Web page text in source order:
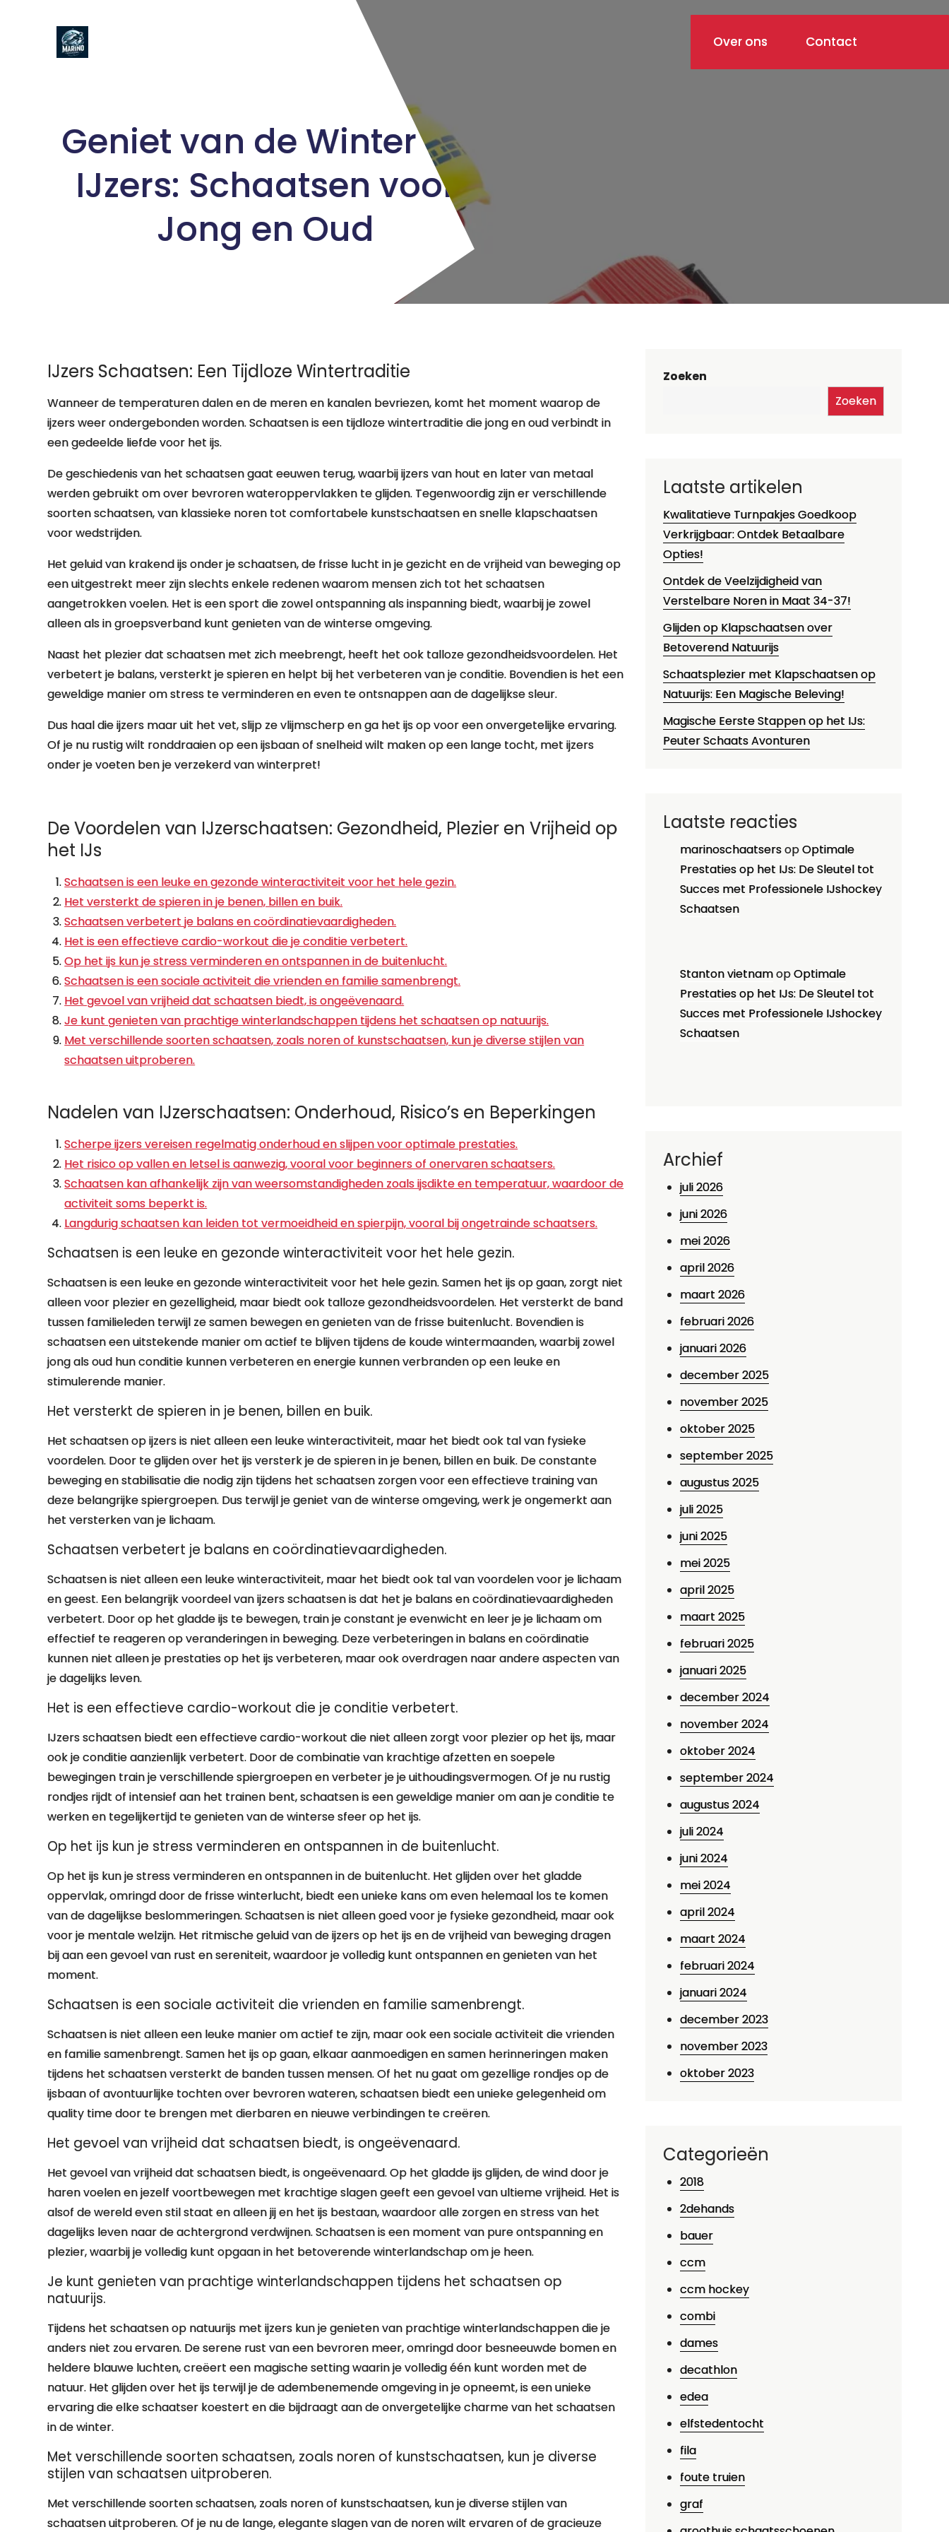
Over ons Contact
Geniet van de Winter op
IJzers: Schaatsen voor
Jong en Oud
IJzers Schaatsen: Een Tijdloze Wintertraditie
Wanneer de temperaturen dalen en de meren en kanalen bevriezen, komt het moment waarop de
ijzers weer ondergebonden worden. Schaatsen is een tijdloze wintertraditie die jong en oud verbindt in
een gedeelde liefde voor het ijs.
De geschiedenis van het schaatsen gaat eeuwen terug, waarbij ijzers van hout en later van metaal
werden gebruikt om over bevroren wateroppervlakken te glijden. Tegenwoordig zijn er verschillende
soorten schaatsen, van klassieke noren tot comfortabele kunstschaatsen en snelle klapschaatsen
voor wedstrijden.
Het geluid van krakend ijs onder je schaatsen, de frisse lucht in je gezicht en de vrijheid van beweging op
een uitgestrekt meer zijn slechts enkele redenen waarom mensen zich tot het schaatsen
aangetrokken voelen. Het is een sport die zowel ontspanning als inspanning biedt, waarbij je zowel
alleen als in groepsverband kunt genieten van de winterse omgeving.
Naast het plezier dat schaatsen met zich meebrengt, heeft het ook talloze gezondheidsvoordelen. Het
verbetert je balans, versterkt je spieren en helpt bij het verbeteren van je conditie. Bovendien is het een
geweldige manier om stress te verminderen en even te ontsnappen aan de dagelijkse sleur.
Dus haal die ijzers maar uit het vet, slijp ze vlijmscherp en ga het ijs op voor een onvergetelijke ervaring.
Of je nu rustig wilt ronddraaien op een ijsbaan of snelheid wilt maken op een lange tocht, met ijzers
onder je voeten ben je verzekerd van winterpret!
De Voordelen van IJzerschaatsen: Gezondheid, Plezier en Vrijheid op
het IJs
Schaatsen is een leuke en gezonde winteractiviteit voor het hele gezin.
Het versterkt de spieren in je benen, billen en buik.
Schaatsen verbetert je balans en coördinatievaardigheden.
Het is een effectieve cardio-workout die je conditie verbetert.
Op het ijs kun je stress verminderen en ontspannen in de buitenlucht.
Schaatsen is een sociale activiteit die vrienden en familie samenbrengt.
Het gevoel van vrijheid dat schaatsen biedt, is ongeëvenaard.
Je kunt genieten van prachtige winterlandschappen tijdens het schaatsen op natuurijs.
Met verschillende soorten schaatsen, zoals noren of kunstschaatsen, kun je diverse stijlen van
schaatsen uitproberen.
Nadelen van IJzerschaatsen: Onderhoud, Risico’s en Beperkingen
Scherpe ijzers vereisen regelmatig onderhoud en slijpen voor optimale prestaties.
Het risico op vallen en letsel is aanwezig, vooral voor beginners of onervaren schaatsers.
Schaatsen kan afhankelijk zijn van weersomstandigheden zoals ijsdikte en temperatuur, waardoor de
activiteit soms beperkt is.
Langdurig schaatsen kan leiden tot vermoeidheid en spierpijn, vooral bij ongetrainde schaatsers.
Schaatsen is een leuke en gezonde winteractiviteit voor het hele gezin.
Schaatsen is een leuke en gezonde winteractiviteit voor het hele gezin. Samen het ijs op gaan, zorgt niet
alleen voor plezier en gezelligheid, maar biedt ook talloze gezondheidsvoordelen. Het versterkt de band
tussen familieleden terwijl ze samen bewegen en genieten van de frisse buitenlucht. Bovendien is
schaatsen een uitstekende manier om actief te blijven tijdens de koude wintermaanden, waarbij zowel
jong als oud hun conditie kunnen verbeteren en energie kunnen verbranden op een leuke en
stimulerende manier.
Het versterkt de spieren in je benen, billen en buik.
Het schaatsen op ijzers is niet alleen een leuke winteractiviteit, maar het biedt ook tal van fysieke
voordelen. Door te glijden over het ijs versterk je de spieren in je benen, billen en buik. De constante
beweging en stabilisatie die nodig zijn tijdens het schaatsen zorgen voor een effectieve training van
deze belangrijke spiergroepen. Dus terwijl je geniet van de winterse omgeving, werk je ongemerkt aan
het versterken van je lichaam.
Schaatsen verbetert je balans en coördinatievaardigheden.
Schaatsen is niet alleen een leuke winteractiviteit, maar het biedt ook tal van voordelen voor je lichaam
en geest. Een belangrijk voordeel van ijzers schaatsen is dat het je balans en coördinatievaardigheden
verbetert. Door op het gladde ijs te bewegen, train je constant je evenwicht en leer je je lichaam om
effectief te reageren op veranderingen in beweging. Deze verbeteringen in balans en coördinatie
kunnen niet alleen je prestaties op het ijs verbeteren, maar ook overdragen naar andere aspecten van
je dagelijks leven.
Het is een effectieve cardio-workout die je conditie verbetert.
IJzers schaatsen biedt een effectieve cardio-workout die niet alleen zorgt voor plezier op het ijs, maar
ook je conditie aanzienlijk verbetert. Door de combinatie van krachtige afzetten en soepele
bewegingen train je verschillende spiergroepen en verbeter je je uithoudingsvermogen. Of je nu rustig
rondjes rijdt of intensief aan het trainen bent, schaatsen is een geweldige manier om aan je conditie te
werken en tegelijkertijd te genieten van de winterse sfeer op het ijs.
Op het ijs kun je stress verminderen en ontspannen in de buitenlucht.
Op het ijs kun je stress verminderen en ontspannen in de buitenlucht. Het glijden over het gladde
oppervlak, omringd door de frisse winterlucht, biedt een unieke kans om even helemaal los te komen
van de dagelijkse beslommeringen. Schaatsen is niet alleen goed voor je fysieke gezondheid, maar ook
voor je mentale welzijn. Het ritmische geluid van de ijzers op het ijs en de vrijheid van beweging dragen
bij aan een gevoel van rust en sereniteit, waardoor je volledig kunt ontspannen en genieten van het
moment.
Schaatsen is een sociale activiteit die vrienden en familie samenbrengt.
Schaatsen is niet alleen een leuke manier om actief te zijn, maar ook een sociale activiteit die vrienden
en familie samenbrengt. Samen het ijs op gaan, elkaar aanmoedigen en samen herinneringen maken
tijdens het schaatsen versterkt de banden tussen mensen. Of het nu gaat om gezellige rondjes op de
ijsbaan of avontuurlijke tochten over bevroren wateren, schaatsen biedt een unieke gelegenheid om
quality time door te brengen met dierbaren en nieuwe verbindingen te creëren.
Het gevoel van vrijheid dat schaatsen biedt, is ongeëvenaard.
Het gevoel van vrijheid dat schaatsen biedt, is ongeëvenaard. Op het gladde ijs glijden, de wind door je
haren voelen en jezelf voortbewegen met krachtige slagen geeft een gevoel van ultieme vrijheid. Het is
alsof de wereld even stil staat en alleen jij en het ijs bestaan, waardoor alle zorgen en stress van het
dagelijks leven naar de achtergrond verdwijnen. Schaatsen is een moment van pure ontspanning en
plezier, waarbij je volledig kunt opgaan in het betoverende winterlandschap om je heen.
Je kunt genieten van prachtige winterlandschappen tijdens het schaatsen op
natuurijs.
Tijdens het schaatsen op natuurijs met ijzers kun je genieten van prachtige winterlandschappen die je
anders niet zou ervaren. De serene rust van een bevroren meer, omringd door besneeuwde bomen en
heldere blauwe luchten, creëert een magische setting waarin je volledig één kunt worden met de
natuur. Het glijden over het ijs terwijl je de adembenemende omgeving in je opneemt, is een unieke
ervaring die elke schaatser koestert en die bijdraagt aan de onvergetelijke charme van het schaatsen
in de winter.
Met verschillende soorten schaatsen, zoals noren of kunstschaatsen, kun je diverse
stijlen van schaatsen uitproberen.
Met verschillende soorten schaatsen, zoals noren of kunstschaatsen, kun je diverse stijlen van
schaatsen uitproberen. Of je nu de lange, elegante slagen van de noren wilt ervaren of de gracieuze
Zoeken
Zoeken
Laatste artikelen
Kwalitatieve Turnpakjes Goedkoop
Verkrijgbaar: Ontdek Betaalbare
Opties!
Ontdek de Veelzijdigheid van
Verstelbare Noren in Maat 34-37!
Glijden op Klapschaatsen over
Betoverend Natuurijs
Schaatsplezier met Klapschaatsen op
Natuurijs: Een Magische Beleving!
Magische Eerste Stappen op het IJs:
Peuter Schaats Avonturen
Laatste reacties
marinoschaatsersopOptimale
Prestaties op het IJs: De Sleutel tot
Succes met Professionele IJshockey
Schaatsen
Stanton vietnamopOptimale
Prestaties op het IJs: De Sleutel tot
Succes met Professionele IJshockey
Schaatsen
Archief
juli 2026
juni 2026
mei 2026
april 2026
maart 2026
februari 2026
januari 2026
december 2025
november 2025
oktober 2025
september 2025
augustus 2025
juli 2025
juni 2025
mei 2025
april 2025
maart 2025
februari 2025
januari 2025
december 2024
november 2024
oktober 2024
september 2024
augustus 2024
juli 2024
juni 2024
mei 2024
april 2024
maart 2024
februari 2024
januari 2024
december 2023
november 2023
oktober 2023
Categorieën
2018
2dehands
bauer
ccm
ccm hockey
combi
dames
decathlon
edea
elfstedentocht
fila
foute truien
graf